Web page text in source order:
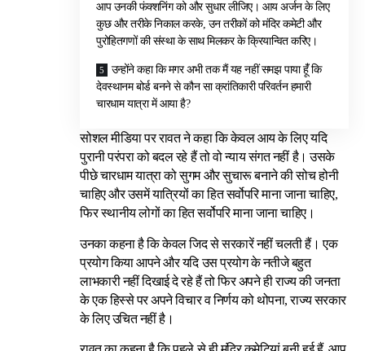
आप उनकी फंक्शनिंग को और सुधार लीजिए। आय अर्जन के लिए
कुछ और तरीके निकाल करके, उन तरीकों को मंदिर कमेटी और
पुरोहितगणों की संस्था के साथ मिलकर के क्रियान्वित करिए।
उन्होंने कहा कि मगर अभी तक मैं यह नहीं समझ पाया हूंँ कि
देवस्थानम बोर्ड बनने से कौन सा क्रांतिकारी परिवर्तन हमारी
चारधाम यात्रा में आया है?
सोशल मीडिया पर रावत ने कहा कि केवल आय के लिए यदि
पुरानी परंपरा को बदल रहे हैं तो वो न्याय संगत नहीं है। उसके
पीछे चारधाम यात्रा को सुगम और सुचारू बनाने की सोच होनी
चाहिए और उसमें यात्रियों का हित सर्वोपरि माना जाना चाहिए,
फिर स्थानीय लोगों का हित सर्वोपरि माना जाना चाहिए।
उनका कहना है कि केवल जिद से सरकारें नहीं चलती हैं। एक
प्रयोग किया आपने और यदि उस प्रयोग के नतीजे बहुत
लाभकारी नहीं दिखाई दे रहे हैं तो फिर अपने ही राज्य की जनता
के एक हिस्से पर अपने विचार व निर्णय को थोपना, राज्य सरकार
के लिए उचित नहीं है।